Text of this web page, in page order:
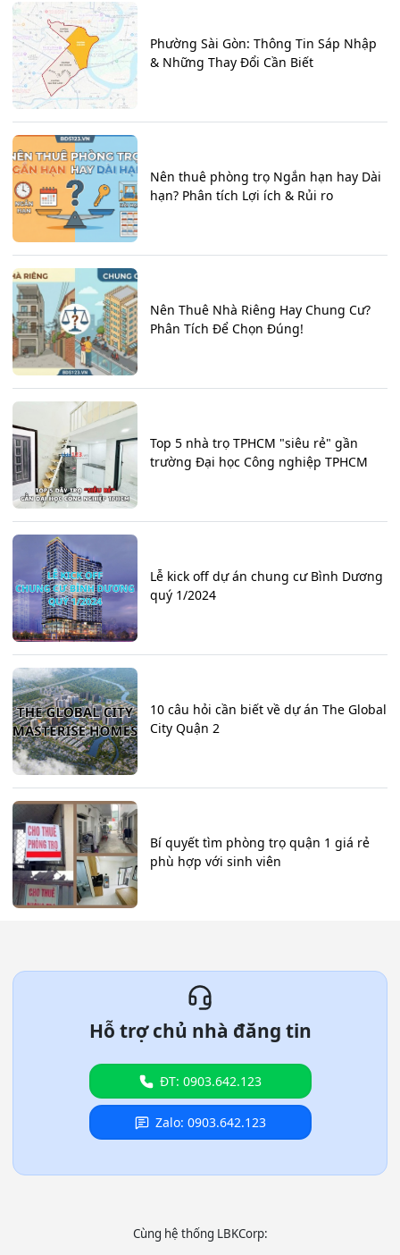
Phường Sài Gòn: Thông Tin Sáp Nhập
& Những Thay Đổi Cần Biết
Nên thuê phòng trọ Ngắn hạn hay Dài
hạn? Phân tích Lợi ích & Rủi ro
Nên Thuê Nhà Riêng Hay Chung Cư?
Phân Tích Để Chọn Đúng!
Top 5 nhà trọ TPHCM "siêu rẻ" gần
trường Đại học Công nghiệp TPHCM
Lễ kick off dự án chung cư Bình Dương
quý 1/2024
10 câu hỏi cần biết về dự án The Global
City Quận 2
Bí quyết tìm phòng trọ quận 1 giá rẻ
phù hợp với sinh viên
Hỗ trợ chủ nhà đăng tin
ĐT: 0903.642.123
Zalo: 0903.642.123
Cùng hệ thống LBKCorp: